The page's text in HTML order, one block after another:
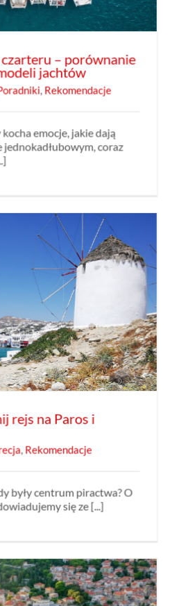
– porównanie
jachtów
, Rekomendacje
emocje, jakie dają
jednokadłubowym, coraz
rejs na Paros i
, Rekomendacje
były centrum piractwa? O
się ze [...]